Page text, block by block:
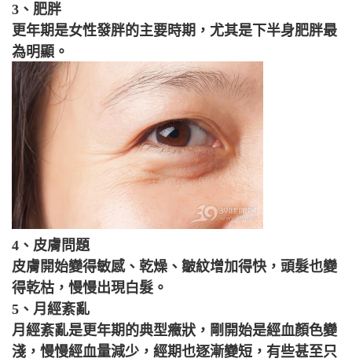
3、肥胖
更年期是女性發胖的主要時期，尤其是下半身肥胖最
為明顯。
4、皮膚問題
皮膚開始變得敏感、乾燥、皺紋增加得快，頭髮也變
得乾枯，慢慢出現白髮。
5、月經紊亂
月經紊亂是更年期的典型癥狀，剛開始是經血顏色變
淺，慢慢經血量減少，經期也逐漸變短，有些甚至只